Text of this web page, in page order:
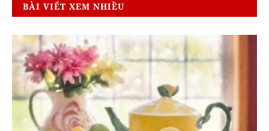
BÀI VIẾT XEM NHIỀU